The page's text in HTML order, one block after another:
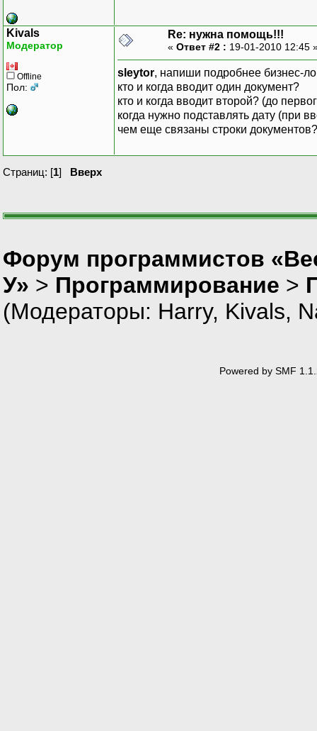
Kivals
Модератор
Offline
Пол:
Re: нужна помощь!!!
« Ответ #2 : 19-01-2010 12:45
sleytor, напиши подробнее бизнес-
кто и когда вводит один документ?
кто и когда вводит второй? (до
когда нужно подставлять дату (при
чем еще связаны строки
Страниц: [1] Вверх
Форум программистов
У» > Программирование >
(Модераторы: Harry, Kivals,
Powered by SMF